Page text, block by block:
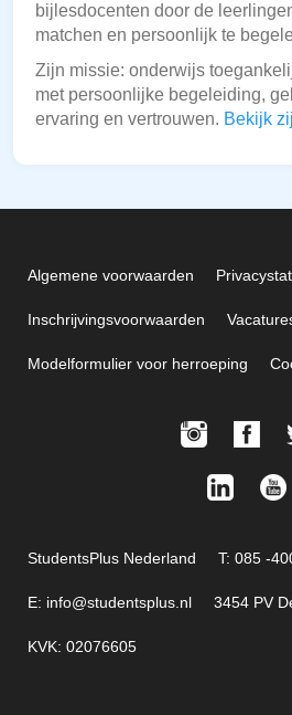
bijlesdocenten door de
matchen en persoonlijk te
Zijn missie: onderwijs
met persoonlijke begeleiding,
ervaring en vertrouwen. Bekijk
Algemene voorwaarden
Inschrijvingsvoorwaarden
Modelformulier voor herroeping
StudentsPlus Nederland T: 085 -
E: info@studentsplus.nl 3454 PV
KVK: 02076605